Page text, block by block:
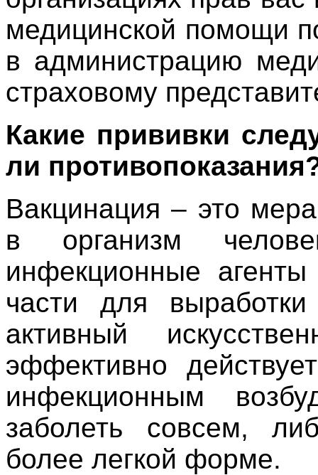
медицинской помощи
в администрацию
страховому
Какие прививки
ли
Вакцинация – это
в организм
инфекционные
части для
активный
эффективно
инфекционным
заболеть совсем,
более легкой форме.